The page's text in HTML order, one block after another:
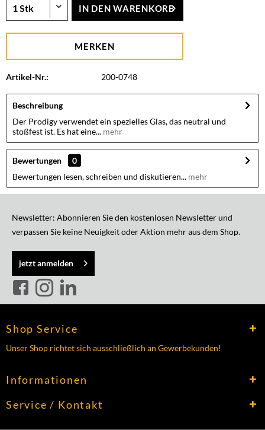
IN DEN WARENKORB
MERKEN
Artikel-Nr.: 200-0748
Beschreibung
Der Prodigy verwendet ein spezielles Glas, das neutral und
stoßfest ist. Es hat eine... mehr
Bewertungen
0
Bewertungen lesen, schreiben und diskutieren... mehr
Newsletter: Abonnieren Sie den kostenlosen Newsletter und
verpassen Sie keine Neuigkeit oder Aktion mehr aus dem Shop.
jetzt anmelden
Shop Service
Unser Shop richtet sich ausschließlich an Gewerbekunden!
Informationen
Service / Kontakt